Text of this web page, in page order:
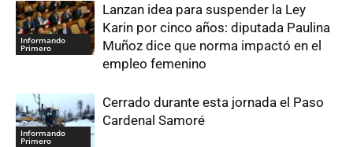
Informando
Primero
Lanzan idea para suspender la Ley
Karin por cinco años: diputada Paulina
Muñoz dice que norma impactó en el
empleo femenino
Informando
Primero
Cerrado durante esta jornada el Paso
Cardenal Samoré